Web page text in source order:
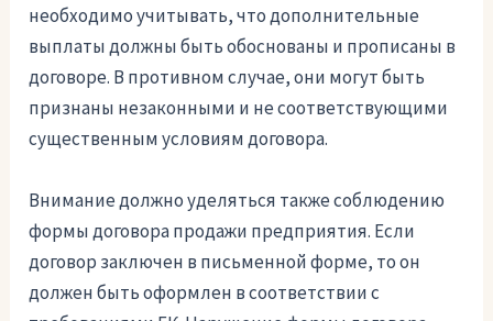
необходимо учитывать, что дополнительные
выплаты должны быть обоснованы и прописаны в
договоре. В противном случае, они могут быть
признаны незаконными и не соответствующими
существенным условиям договора.
Внимание должно уделяться также соблюдению
формы договора продажи предприятия. Если
договор заключен в письменной форме, то он
должен быть оформлен в соответствии с